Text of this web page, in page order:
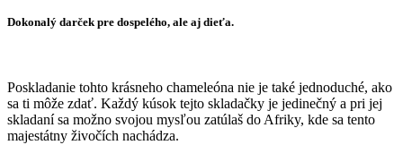
Dokonalý darček pre dospelého, ale aj dieťa.
Poskladanie tohto krásneho chameleóna nie je také jednoduché, ako
sa ti môže zdať. Každý kúsok tejto skladačky je jedinečný a pri jej
skladaní sa možno svojou mysľou zatúlaš do Afriky, kde sa tento
majestátny živočích nachádza.